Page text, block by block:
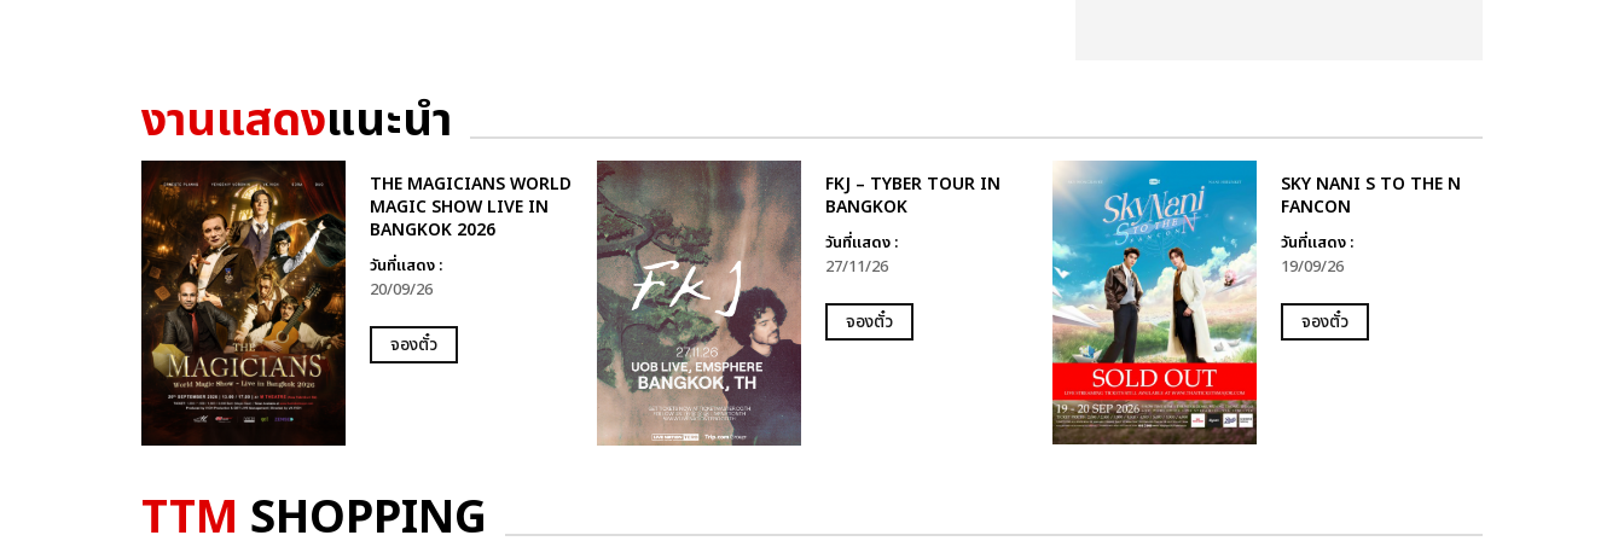
งานแสดงแนะนำ
THE MAGICIANS WORLD
MAGIC SHOW LIVE IN
BANGKOK 2026
วันที่แสดง :
20/09/26
จองตั๋ว
FKJ – TYBER TOUR IN
BANGKOK
วันที่แสดง :
27/11/26
จองตั๋ว
SKY NANI S TO THE N
FANCON
วันที่แสดง :
19/09/26
จองตั๋ว
TTM SHOPPING